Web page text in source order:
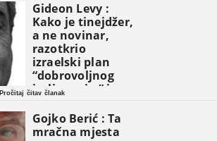
Gideon Levy :
Kako je tinejdžer,
a ne novinar,
razotkrio
izraelski plan
“dobrovoljnog
iseljavanja ” iz
Gaze
Pročitaj čitav članak
Gojko Berić : Ta
mračna mjesta